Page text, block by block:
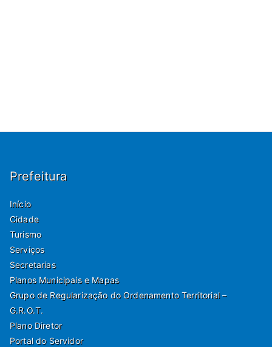
Prefeitura
Início
Cidade
Turismo
Serviços
Secretarias
Planos Municipais e Mapas
Grupo de Regularização do Ordenamento Territorial –
G.R.O.T.
Plano Diretor
Portal do Servidor